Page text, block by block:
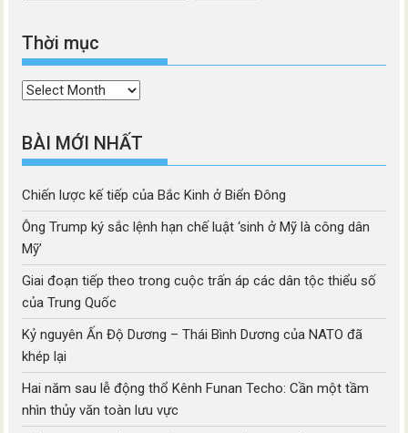
Thời mục
Thời
BÀI MỚI NHẤT
Chiến lược kế tiếp của Bắc Kinh ở Biển Đông
Ông Trump ký sắc lệnh hạn chế luật ‘sinh ở Mỹ là công dân
Mỹ’
Giai đoạn tiếp theo trong cuộc trấn áp các dân tộc thiểu số
của Trung Quốc
Kỷ nguyên Ấn Độ Dương – Thái Bình Dương của NATO đã
khép lại
Hai năm sau lễ động thổ Kênh Funan Techo: Cần một tầm
nhìn thủy văn toàn lưu vực